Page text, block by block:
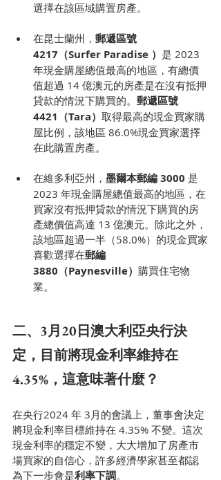
選擇在該區域購置房產。
在昆士蘭州， 郵遞區號
4217（Surfer Paradise ） 是 2023
年現金購屋總值最高的地區，有總價
值超過 14 億澳元的房產是在沒有抵押
貸款的情況下購買的。 郵遞區號
4421（Tara） 取得最高的現金買家購
屋比例，該地區 86.0%現金買家選擇
在此購置房產。
在維多利亞州， 墨爾本郵編 3000 是
2023 年現金購屋總值最高的地區，在
買家沒有抵押貸款的情況下購買的房
產總價值高達 13 億澳元。除此之外，
該地區超過一半（58.0%）的現金買家
喜歡選擇在郵編
3880（Paynesville） 購買住宅物
業。
二、3月20日澳大利亞央行決
定，目前將現金利率維持在
4.35%，這意味著什麼？
在央行2024 年 3月的會議上，董事會決定
將現金利率目標維持在 4.35% 不變。這次
現金利率的穩定不變，大大增加了房產市
場買家的自信心，許多經濟學家甚至都認
為下一步會是利率下調。